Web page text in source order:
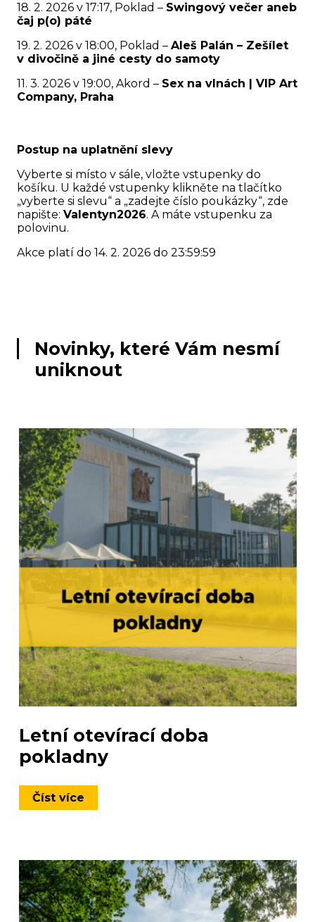
18. 2. 2026 v 17:17, Poklad – Swingový večer aneb
čaj p(o) páté
19. 2. 2026 v 18:00, Poklad – Aleš Palán – Zešílet
v divočině a jiné cesty do samoty
11. 3. 2026 v 19:00, Akord – Sex na vlnách | VIP Art
Company, Praha
Postup na uplatnění slevy
Vyberte si místo v sále, vložte vstupenky do
košíku. U každé vstupenky klikněte na tlačítko
„vyberte si slevu“ a „zadejte číslo poukázky“, zde
napište: Valentyn2026. A máte vstupenku za
polovinu.
Akce platí do 14. 2. 2026 do 23:59:59
Novinky, které Vám nesmí
uniknout
Letní otevírací doba
pokladny
Číst více